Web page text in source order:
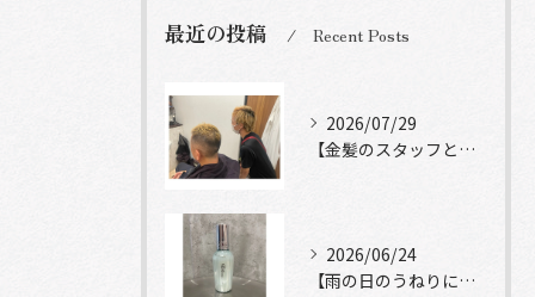
最近の投稿 Recent Posts
2026/07/29
【金髪のスタッフと常連様ショット】
2026/06/24
【雨の日のうねりにストレートロック】